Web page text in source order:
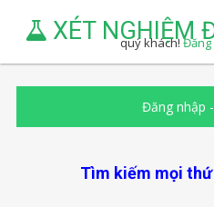
XÉT NGHIỆM
quý khách!Đăng
Đăng nhập
Tìm kiếm mọi